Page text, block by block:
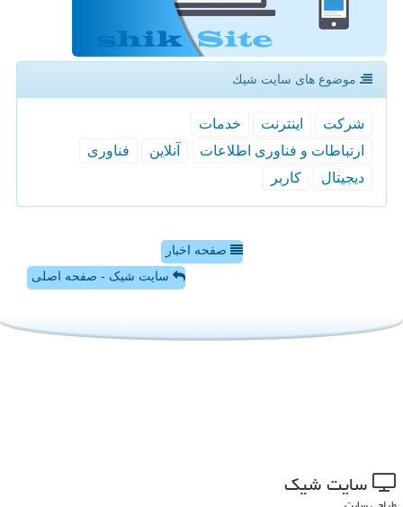
موضوع های سایت شیك
شركت اینترنت
خدمات
ارتباطات و فناوری اطلاعات
آنلاین
فناوری
دیجیتال
كاربر
صفحه اخبار
سایت شیک - صفحه اصلی
سایت شیك